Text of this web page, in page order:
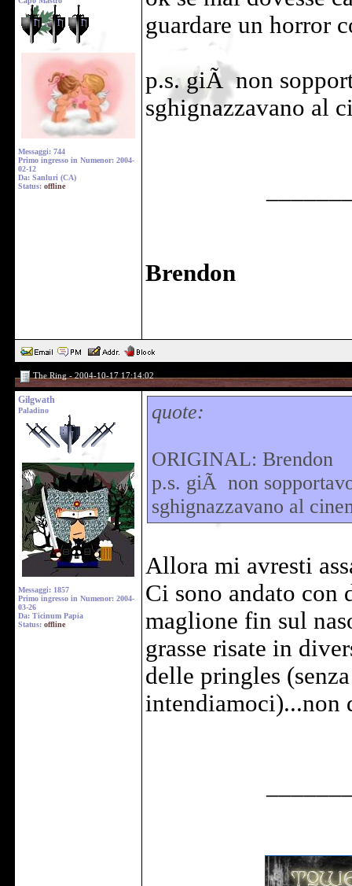
Messaggi: 744
Primo ingresso in Numenor: 2004-
02-12
Da: Sanluri (CA)
Status: offline
guardare un horror
p.s. giÃ non
sghignazzavano al
Brendon
The Ring - 2004-10-17 17:14:02
Gilgwath
Paladino
Messaggi: 1857
Primo ingresso in Numenor: 2004-
03-26
Da: Ticinum Papia
Status: offline
quote:
ORIGINAL: Brendon
p.s. giÃ non
sghignazzavano al
Allora mi avresti
Ci sono andato con
maglione fin sul
grasse risate in
delle pringles
intendiamoci)...non